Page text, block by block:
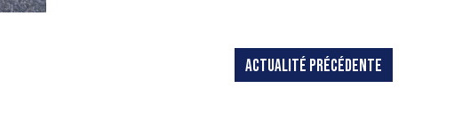
ACTUALITÉ PRÉCÉDENTE